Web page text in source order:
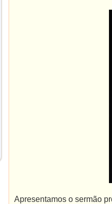
Apresentamos o sermão